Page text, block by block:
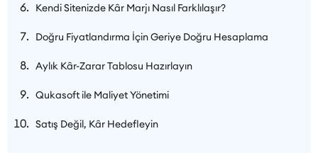
Kendi Sitenizde Kâr Marjı Nasıl Farklılaşır?
Doğru Fiyatlandırma İçin Geriye Doğru Hesaplama
Aylık Kâr-Zarar Tablosu Hazırlayın
Qukasoft ile Maliyet Yönetimi
Satış Değil, Kâr Hedefleyin